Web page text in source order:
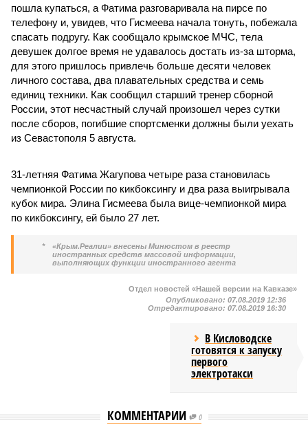
пошла купаться, а Фатима разговаривала на пирсе по
телефону и, увидев, что Гисмеева начала тонуть, побежала
спасать подругу. Как сообщало крымское МЧС, тела
девушек долгое время не удавалось достать из-за шторма,
для этого пришлось привлечь больше десяти человек
личного состава, два плавательных средства и семь
единиц техники. Как сообщил старший тренер сборной
России, этот несчастный случай произошел через сутки
после сборов, погибшие спортсменки должны были уехать
из Севастополя 5 августа.
31-летняя Фатима Жагупова четыре раза становилась
чемпионкой России по кикбоксингу и два раза выигрывала
кубок мира. Элина Гисмеева была вице-чемпионкой мира
по кикбоксингу, ей было 27 лет.
*
«Крым.Реалии» внесены Минюстом в реестр
иностранных средств массовой информации,
выполняющих функции иностранного агента
Отдел новостей «Нашей версии на Кавказе»
Опубликовано: 07.08.2019 12:36
Отредактировано: 07.08.2019 16:30
В Кисловодске
готовятся к запуску
первого
электротакси
КОММЕНТАРИИ 0